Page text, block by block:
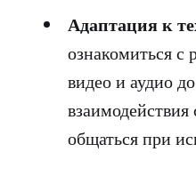
Адаптация к
ознакомиться
видео и аудио
общаться при